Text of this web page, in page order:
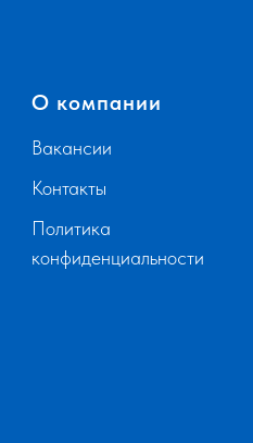
О компании
Вакансии
Контакты
Политика
конфиденциальности